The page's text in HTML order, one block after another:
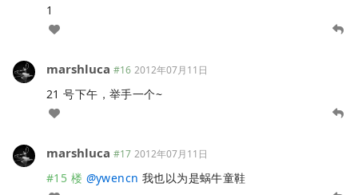
1
marshluca #16 2012年07月11日
21 号下午，举手一个~
marshluca #17 2012年07月11日
#15 楼 @ywencn 我也以为是蜗牛童鞋